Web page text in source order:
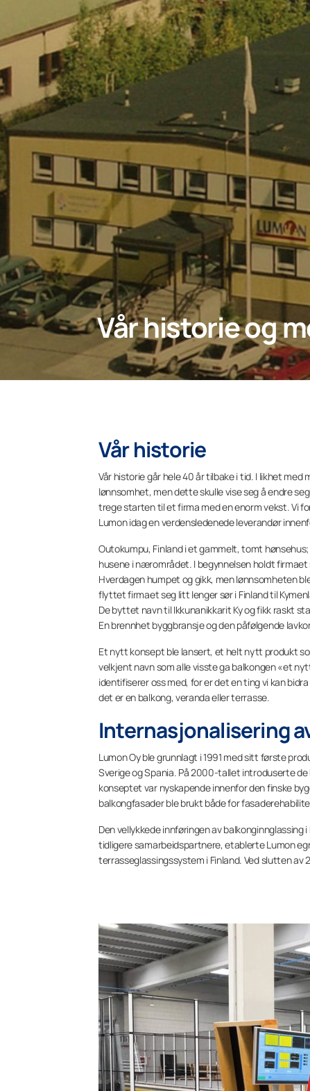
Vår historie og
Vår historie
Vår historie går hele 40 år tilbake i tid. I likhet
lønnsomhet, men dette skulle vise seg å endre
trege starten til et firma med en enorm vekst. Vi
Lumon idag en verdensledenede leverandør
Outokumpu, Finland i et gammelt, tomt
husene i nærområdet. I begynnelsen holdt firmaet
Hverdagen humpet og gikk, men lønnsomheten
flyttet firmaet seg litt lenger sør i Finland til
De byttet navn til Ikkunanikkarit Ky og fikk raskt
En brennhet byggbransje og den påfølgende
Et nytt konsept ble lansert, et helt nytt produkt
velkjent navn som alle visste ga balkongen «et
identifiserer oss med, for er det en ting vi kan
det er en balkong, veranda eller terrasse.
Internasjonalisering
Lumon Oy ble grunnlagt i 1991 med sitt første
Sverige og Spania. På 2000-tallet introduserte
konseptet var nyskapende innenfor den finske
balkongfasader ble brukt både for
Den vellykkede innføringen av
tidligere samarbeidspartnere, etablerte Lumon
terrasseglassingssystem i Finland. Ved slutten